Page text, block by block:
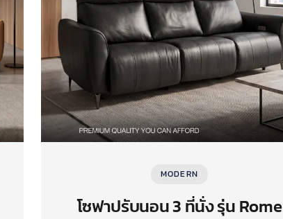
MODERN
โซฟาปรับนอน 3 ที่นั่ง รุ่น Rome